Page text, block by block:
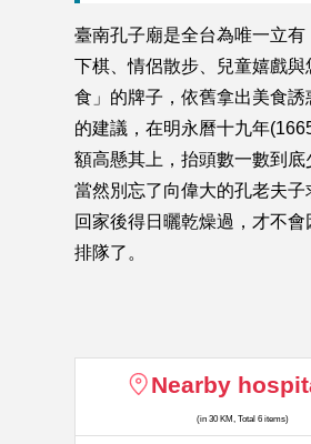
臺南孔子廟是全台為唯一立
下棋、情侶散步、兒童嬉戲
食」的牌子，依舊拿出美食
的建議，在明永曆十九年
額高懸其上，抬頭數一數到
當然別忘了向偉大的孔老夫
回家後得日曬乾燥過，才不
排隊了。
Nearby
(in 30 KM, Total 6 items)